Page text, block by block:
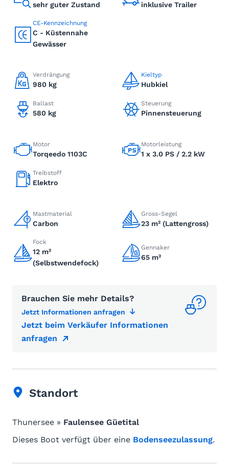
sehr guter Zustand inklusive Trailer
CE-Kennzeichnung
C - Küstennahe
Gewässer
Verdrängung
980 kg
Kieltyp
Hubkiel
Ballast
580 kg
Steuerung
Pinnensteuerung
Motor
Torqeedo 1103C
Motorleistung
1 x 3.0 PS / 2.2 kW
Treibstoff
Elektro
Mastmaterial
Carbon
Gross-Segel
23 m² (Lattengross)
Fock
12 m²
(Selbstwendefock)
Gennaker
65 m²
Brauchen Sie mehr Details?
Jetzt Informationen anfragen
Jetzt beim Verkäufer Informationen
anfragen
Standort
Thunersee » Faulensee Güetital
Dieses Boot verfügt über eine Bodenseezulassung.